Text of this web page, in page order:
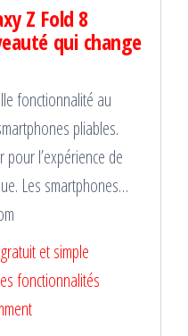
Z Fold 8
qui change
fonctionnalité au
pliables.
l’expérience de
Les smartphones…